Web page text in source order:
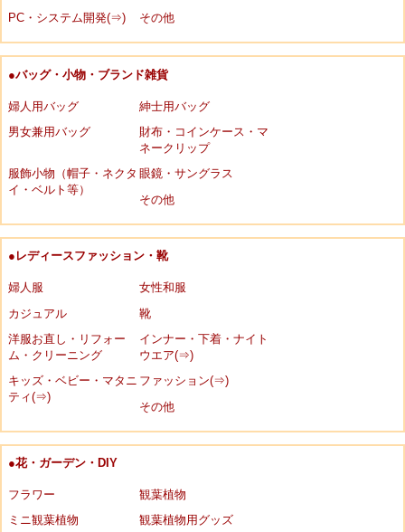
PC・システム開発(⇒)
その他
●バッグ・小物・ブランド雑貨
婦人用バッグ
紳士用バッグ
男女兼用バッグ
財布・コインケース・マ
ネークリップ
服飾小物（帽子・ネクタ
イ・ベルト等）
眼鏡・サングラス
その他
●レディースファッション・靴
婦人服
女性和服
カジュアル
靴
洋服お直し・リフォー
ム・クリーニング
インナー・下着・ナイト
ウエア(⇒)
キッズ・ベビー・マタニ
ティ(⇒)
ファッション(⇒)
その他
●花・ガーデン・DIY
フラワー
観葉植物
ミニ観葉植物
観葉植物用グッズ